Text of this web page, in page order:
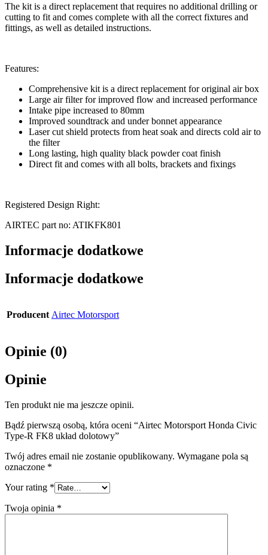
The kit is a direct replacement that requires no additional drilling or
cutting to fit and comes complete with all the correct fixtures and
fittings, as well as detailed instructions.
Features:
Comprehensive kit is a direct replacement for original air box
Large air filter for improved flow and increased performance
Intake pipe increased to 80mm
Improved soundtrack and under bonnet appearance
Laser cut shield protects from heat soak and directs cold air to
the filter
Long lasting, high quality black powder coat finish
Direct fit and comes with all bolts, brackets and fixings
Registered Design Right:
AIRTEC part no: ATIKFK801
Informacje dodatkowe
Informacje dodatkowe
Producent Airtec Motorsport
Opinie (0)
Opinie
Ten produkt nie ma jeszcze opinii.
Bądź pierwszą osobą, która oceni “Airtec Motorsport Honda Civic
Type-R FK8 układ dolotowy”
Twój adres email nie zostanie opublikowany. Wymagane pola są
oznaczone *
Your rating *
Twoja opinia *